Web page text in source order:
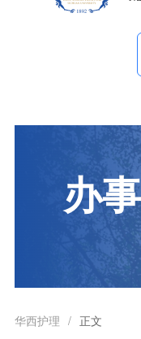
办
华西护理 / 正文